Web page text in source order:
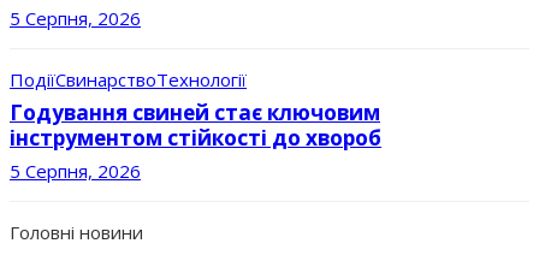
5 Серпня, 2026
ПодіїСвинарствоТехнології
Годування свиней стає ключовим
інструментом стійкості до хвороб
5 Серпня, 2026
Головні новини